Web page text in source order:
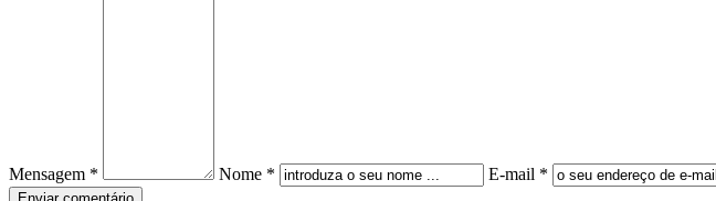
Mensagem * Nome * E-mail *